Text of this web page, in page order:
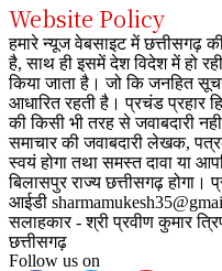
Website Policy
हमारे न्यूज वेबसाइट में छत्तीसगढ़
है, साथ ही इसमें देश विदेश में हो
किया जाता है। जो कि जनहित
आधारित रहती है। प्रचंड प्रहार
की किसी भी तरह से जवाबदारी
समाचार की जवाबदारी लेखक,
स्वयं होगा तथा समस्त दावा या
बिलासपुर राज्य छत्तीसगढ़
आईडी
सलाहकार - श्री प्रवीण कुमार
छत्तीसगढ़
Follow us on